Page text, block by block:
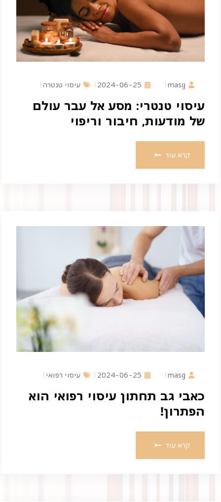
masg
2024-06-25 עיסוי טנטרה
עיסוי טנטרי: מסע אל עבר עולם
של מודעות, חיבור וריפוי
קרא עוד
masg
2024-06-25 עיסוי רפואי
כאבי גב תחתון עיסוי רפואי הוא
הפתרון!
קרא עוד